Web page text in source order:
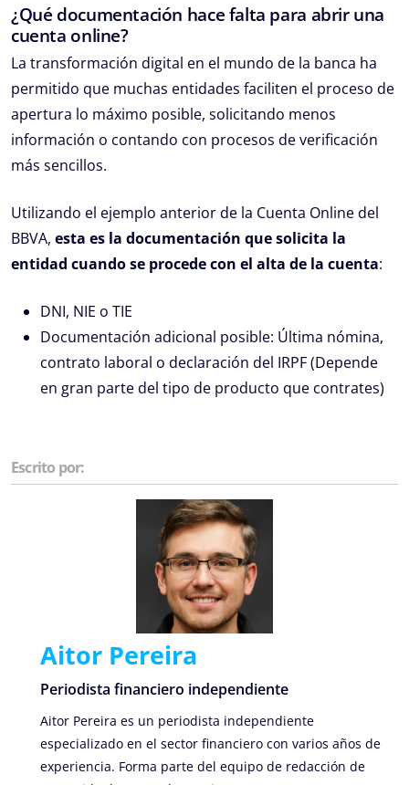
¿Qué documentación hace falta para abrir una
cuenta online?
La transformación digital en el mundo de la banca ha
permitido que muchas entidades faciliten el proceso de
apertura lo máximo posible, solicitando menos
información o contando con procesos de verificación
más sencillos.
Utilizando el ejemplo anterior de la Cuenta Online del
BBVA, esta es la documentación que solicita la
entidad cuando se procede con el alta de la cuenta:
DNI, NIE o TIE
Documentación adicional posible: Última nómina,
contrato laboral o declaración del IRPF (Depende
en gran parte del tipo de producto que contrates)
Escrito por:
Aitor Pereira
Periodista financiero independiente
Aitor Pereira es un periodista independiente
especializado en el sector financiero con varios años de
experiencia. Forma parte del equipo de redacción de